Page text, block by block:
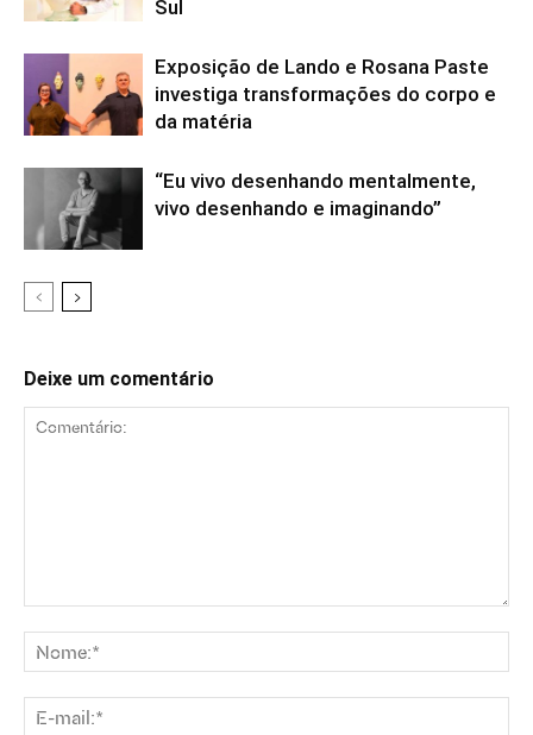
Sul
Exposição de Lando e Rosana Paste
investiga transformações do corpo e
da matéria
“Eu vivo desenhando mentalmente,
vivo desenhando e imaginando”
Deixe um comentário